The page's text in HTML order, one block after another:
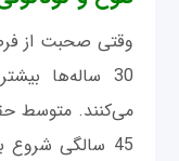
30 ساله‌ها
می‌کنند. متوسط
45 سالگی